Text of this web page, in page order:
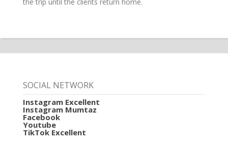
the trip until the clients return home.
SOCIAL NETWORK
Instagram Excellent
Instagram Mumtaz
Facebook
Youtube
TikTok Excellent